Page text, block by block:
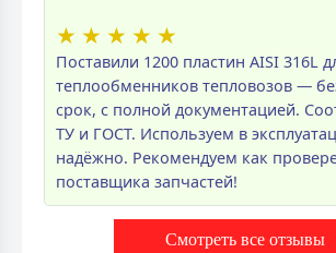
★ ★ ★ ★ ★
Поставили 1200 пластин AISI 316L
теплообменников тепловозов —
срок, с полной документацией.
ТУ и ГОСТ. Используем в
надёжно. Рекомендуем как
поставщика запчастей!
Смотреть все отзывы